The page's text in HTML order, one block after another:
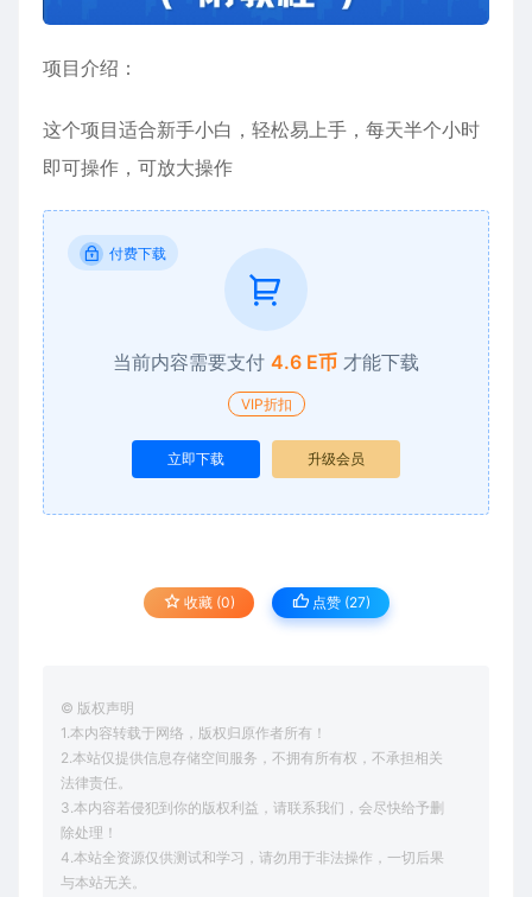
项目介绍：
这个项目适合新手小白，轻松易上手，每天半个小时
即可操作，可放大操作
付费下载
当前内容需要支付 4.6 E币 才能下载
VIP折扣
立即下载 升级会员
收藏 (0) 点赞 (27)
© 版权声明
1.本内容转载于网络，版权归原作者所有！
2.本站仅提供信息存储空间服务，不拥有所有权，不承担相关
法律责任。
3.本内容若侵犯到你的版权利益，请联系我们，会尽快给予删
除处理！
4.本站全资源仅供测试和学习，请勿用于非法操作，一切后果
与本站无关。